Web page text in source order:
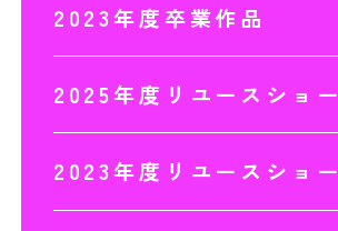
2023年度卒業作品
2025年度リユースショー
2023年度リユースショー